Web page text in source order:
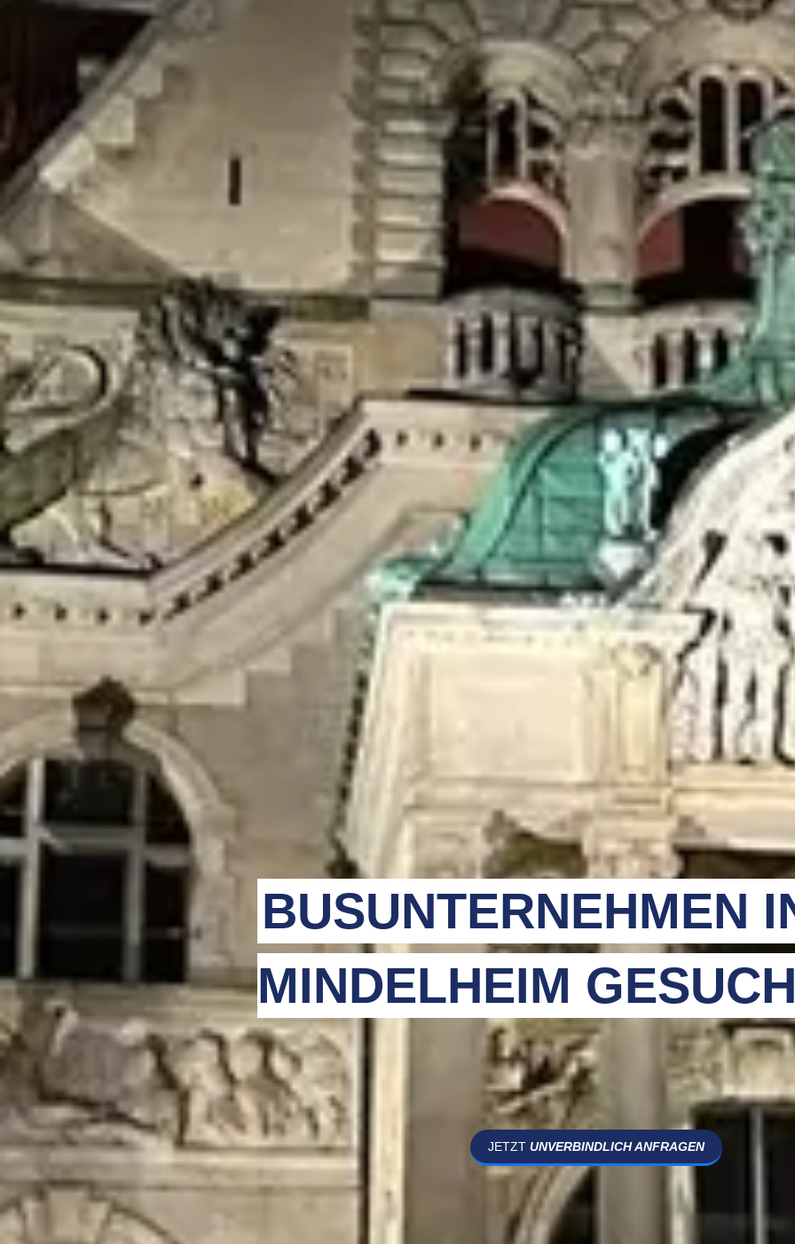
BUSUNTERNEHMEN
MINDELHEIM
JETZT UNVERBINDLICH ANFRAGEN